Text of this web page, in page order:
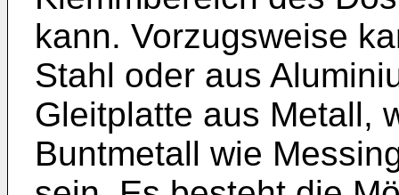
kann. Vorzugsweise
Stahl oder aus
Gleitplatte aus Metall,
Buntmetall wie